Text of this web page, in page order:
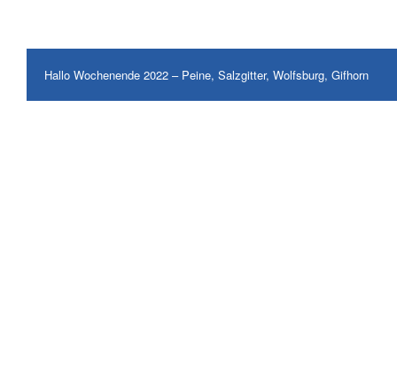
Hallo Wochenende 2022 – Peine, Salzgitter, Wolfsburg, Gifhorn